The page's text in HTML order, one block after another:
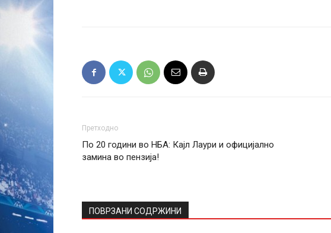
Претходно
По 20 години во НБА: Кајл Лаури и официјално
замина во пензија!
ПОВРЗАНИ СОДРЖИНИ